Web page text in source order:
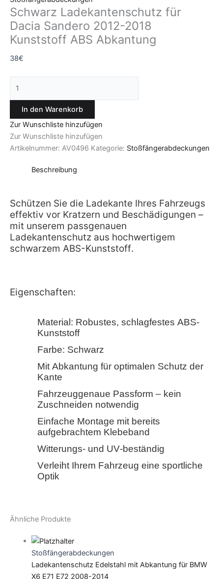
Schwarz Ladekantenschutz für
Dacia Sandero 2012-2018
Kunststoff ABS Abkantung
38€
In den Warenkorb
Zur Wunschliste hinzufügen
Zur Wunschliste hinzufügen
Artikelnummer: AV0496 Kategorie: Stoßfängerabdeckungen
Beschreibung
Schützen Sie die Ladekante Ihres Fahrzeugs
effektiv vor Kratzern und Beschädigungen –
mit unserem passgenauen
Ladekantenschutz aus hochwertigem
schwarzem ABS-Kunststoff.
Eigenschaften:
Material: Robustes, schlagfestes ABS-
Kunststoff
Farbe: Schwarz
Mit Abkantung für optimalen Schutz der
Kante
Fahrzeuggenaue Passform – kein
Zuschneiden notwendig
Einfache Montage mit bereits
aufgebrachtem Klebeband
Witterungs- und UV-beständig
Verleiht Ihrem Fahrzeug eine sportliche
Optik
Ähnliche Produkte
Stoßfängerabdeckungen
Ladekantenschutz Edelstahl mit Abkantung für BMW
X6 E71 E72 2008-2014